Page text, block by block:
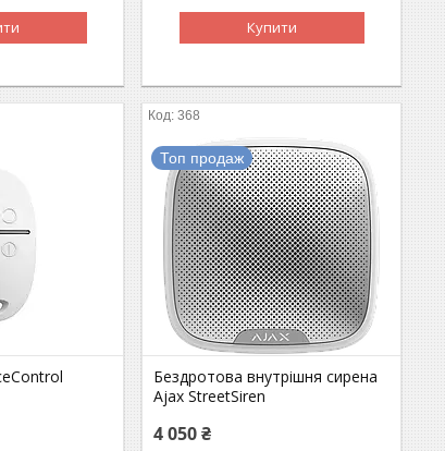
Купити
368
Топ продаж
Бездротова внутрішня сирена
Ajax StreetSiren
4 050 ₴